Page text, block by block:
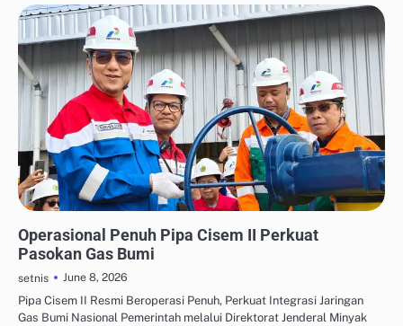
Operasional Penuh Pipa Cisem II Perkuat
Pasokan Gas Bumi
setnis
June 8, 2026
Pipa Cisem II Resmi Beroperasi Penuh, Perkuat Integrasi Jaringan
Gas Bumi Nasional Pemerintah melalui Direktorat Jenderal Minyak